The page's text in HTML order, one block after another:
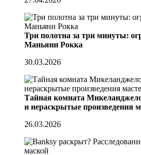
Три полотна за три минуты:
Маньяни Рокка
30.03.2026
Тайная комната
и нераскрытые произведения
26.03.2026